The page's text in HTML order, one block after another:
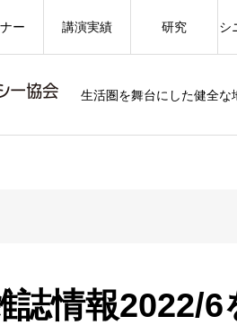
生活圏を舞台にした健全
ー 講演実績 研究 シ
誌情報2022/6